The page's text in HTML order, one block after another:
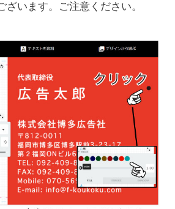
ざいます。ご注意ください。